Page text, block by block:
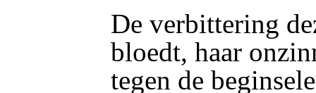
De verbittering
bloedt, haar
tegen de